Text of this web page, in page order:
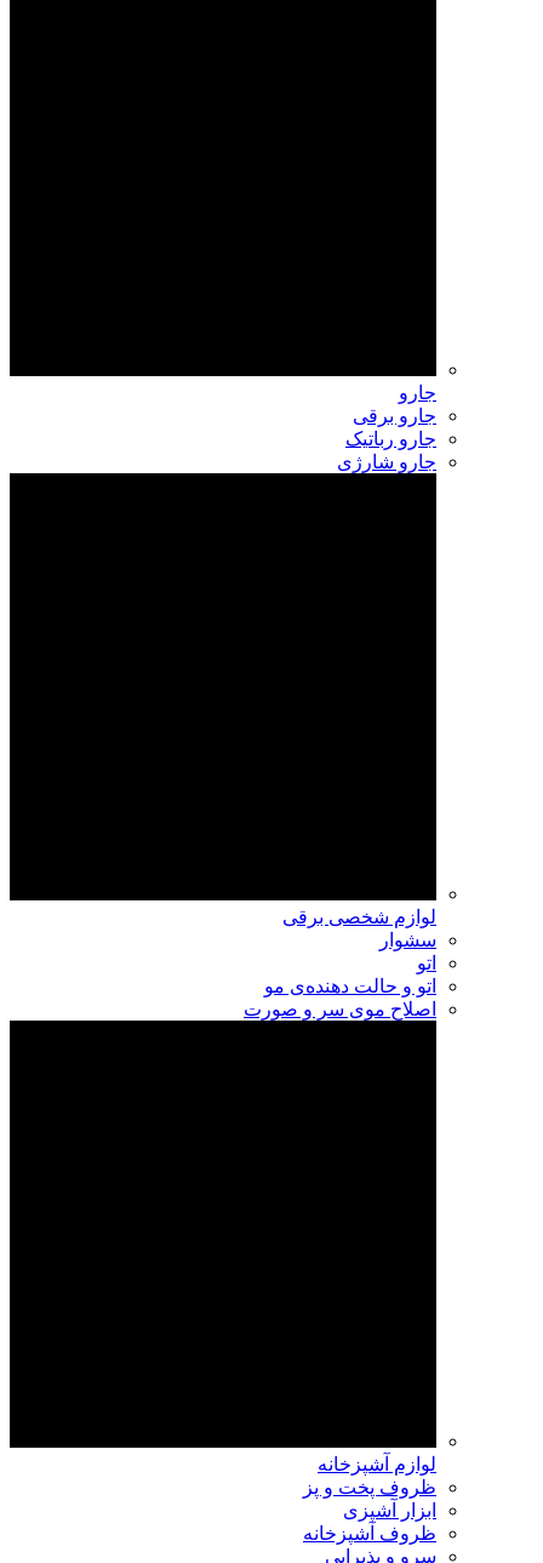
جارو
جارو برقی
جارو رباتیک
جارو شارژی
لوازم شخصی برقی
سشوار
اتو
اتو و حالت دهنده‌ی مو
اصلاح موی سر و صورت
لوازم آشپزخانه
ظروف پخت و پز
ابزار آشپزی
ظروف آشپزخانه
سرو و پذیرایی